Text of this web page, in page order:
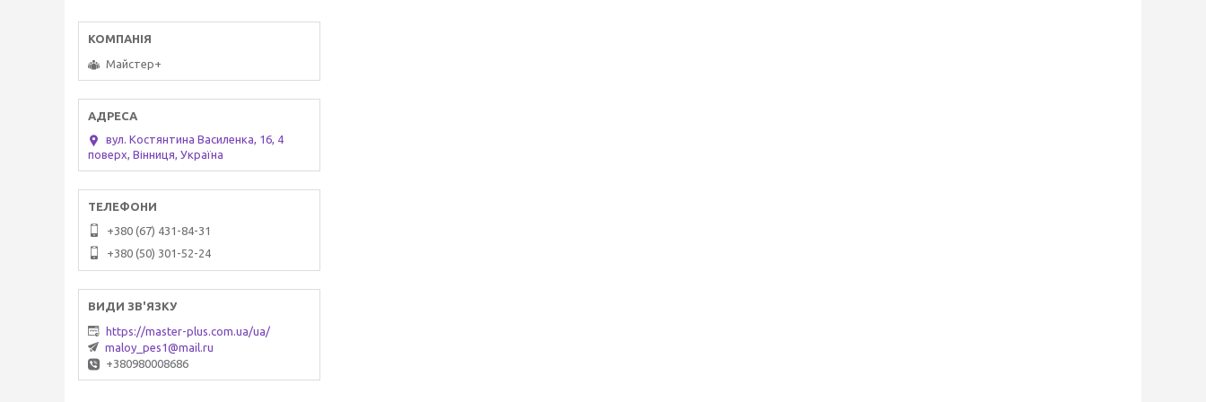
Майстер+
вул. Костянтина Василенка, 16, 4
поверх, Вінниця, Україна
+380 (67) 431-84-31
+380 (50) 301-52-24
https://master-plus.com.ua/ua/
maloy_pes1@mail.ru
+380980008686